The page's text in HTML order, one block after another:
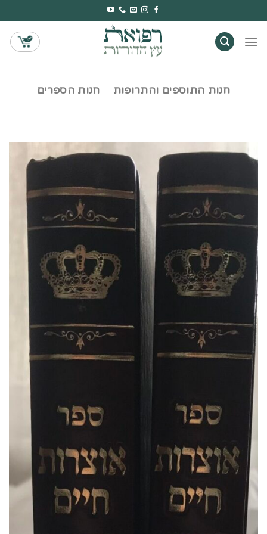
to
content
חנות התוספים והתרופות חנות הספרים